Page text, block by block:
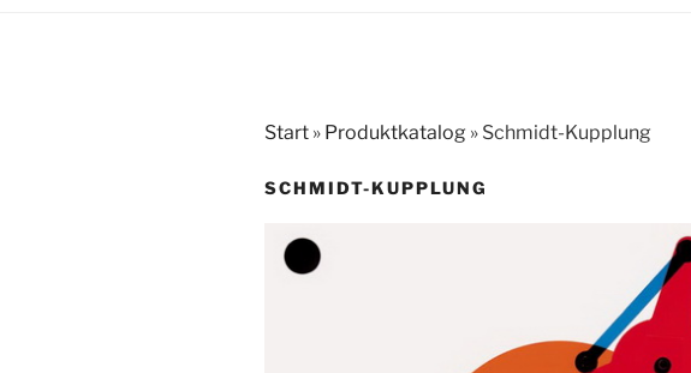
Start » Produktkatalog » Schmidt-Kupplung
SCHMIDT-KUPPLUNG